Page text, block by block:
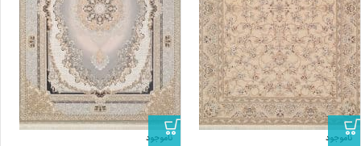
ناموجود ناموجود